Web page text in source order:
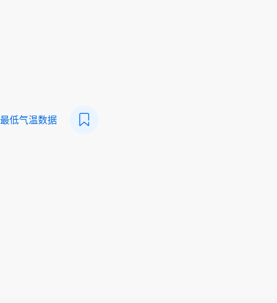
低气温数据